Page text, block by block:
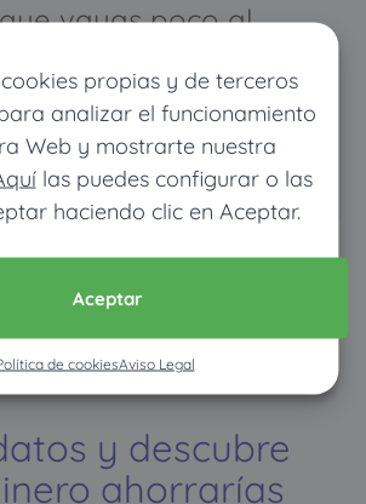
propias y de terceros
analizar el funcionamiento
Web y mostrarte nuestra
las puedes configurar o las
haciendo clic en Aceptar.
Aceptar
de cookiesAviso Legal
vayas poco al
muy poco, y
mucho pagarás
seguro médico
y descubre
ahorrarías